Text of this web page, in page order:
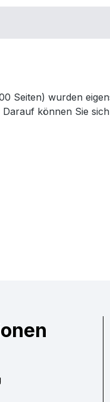
Seiten) wurden
können Sie